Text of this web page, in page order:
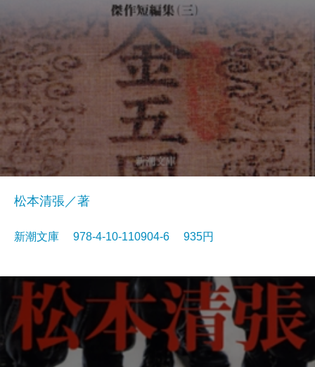
松本清張／著
新潮文庫 978-4-10-110904-6 935円